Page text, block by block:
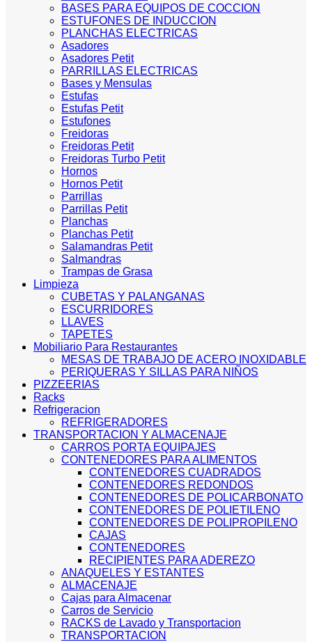
BASES PARA EQUIPOS DE COCCION
ESTUFONES DE INDUCCION
PLANCHAS ELECTRICAS
Asadores
Asadores Petit
PARRILLAS ELECTRICAS
Bases y Mensulas
Estufas
Estufas Petit
Estufones
Freidoras
Freidoras Petit
Freidoras Turbo Petit
Hornos
Hornos Petit
Parrillas
Parrillas Petit
Planchas
Planchas Petit
Salamandras Petit
Salmandras
Trampas de Grasa
Limpieza
CUBETAS Y PALANGANAS
ESCURRIDORES
LLAVES
TAPETES
Mobiliario Para Restaurantes
MESAS DE TRABAJO DE ACERO INOXIDABLE
PERIQUERAS Y SILLAS PARA NIÑOS
PIZZEERIAS
Racks
Refrigeracion
REFRIGERADORES
TRANSPORTACION Y ALMACENAJE
CARROS PORTA EQUIPAJES
CONTENEDORES PARA ALIMENTOS
CONTENEDORES CUADRADOS
CONTENEDORES REDONDOS
CONTENEDORES DE POLICARBONATO
CONTENEDORES DE POLIETILENO
CONTENEDORES DE POLIPROPILENO
CAJAS
CONTENEDORES
RECIPIENTES PARA ADEREZO
ANAQUELES Y ESTANTES
ALMACENAJE
Cajas para Almacenar
Carros de Servicio
RACKS de Lavado y Transportacion
TRANSPORTACION